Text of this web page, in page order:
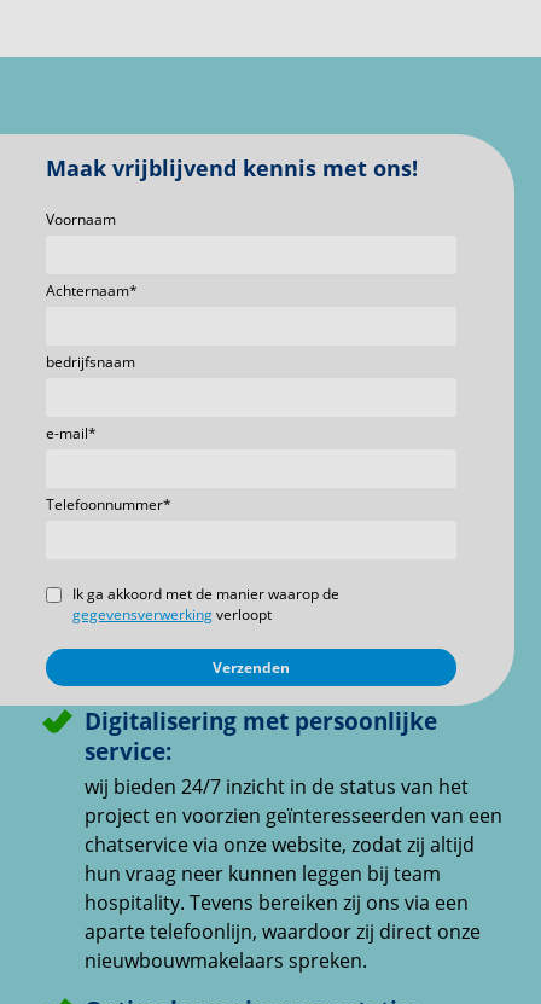
Maak vrijblijvend kennis met ons!
Voornaam
Achternaam*
bedrijfsnaam
e-mail*
Telefoonnummer*
Ik ga akkoord met de manier waarop de
gegevensverwerkingverloopt
Verzenden
Digitalisering met persoonlijke
service:
wij bieden 24/7 inzicht in de status van het
project en voorzien geïnteresseerden van een
chatservice via onze website, zodat zij altijd
hun vraag neer kunnen leggen bij team
hospitality. Tevens bereiken zij ons via een
aparte telefoonlijn, waardoor zij direct onze
nieuwbouwmakelaars spreken.